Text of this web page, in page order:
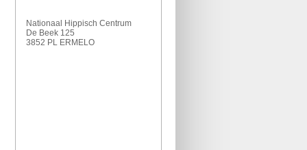
Nationaal Hippisch Centrum
De Beek 125
3852 PL ERMELO